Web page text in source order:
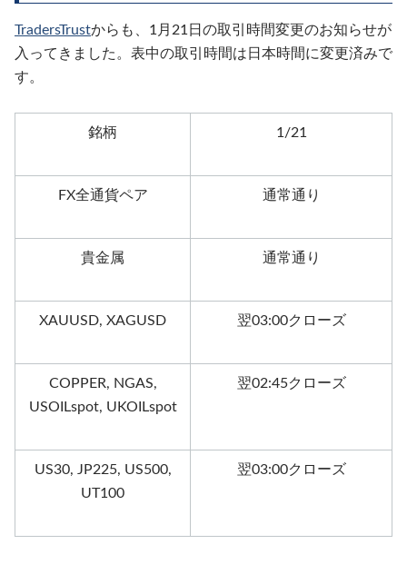
TradersTrustからも、1月21日の取引時間変更のお知らせが
入ってきました。表中の取引時間は日本時間に変更済みで
す。
銘柄 1/21
FX全通貨ペア 通常通り
貴金属 通常通り
XAUUSD, XAGUSD 翌03:00クローズ
COPPER, NGAS,
USOILspot, UKOILspot
翌02:45クローズ
US30, JP225, US500,
UT100
翌03:00クローズ